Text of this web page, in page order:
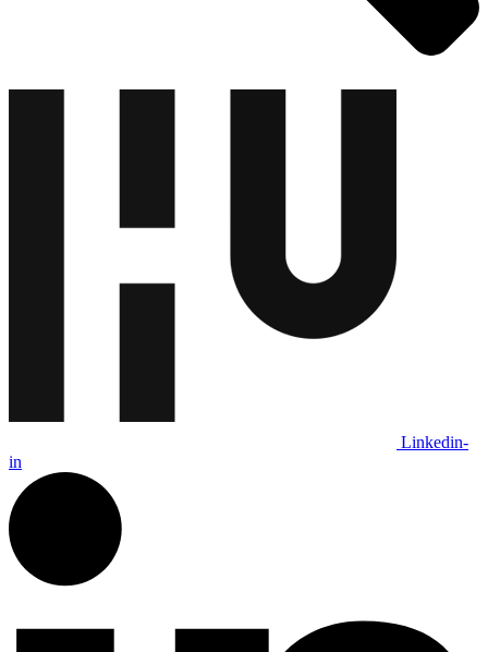
Linkedin-
in